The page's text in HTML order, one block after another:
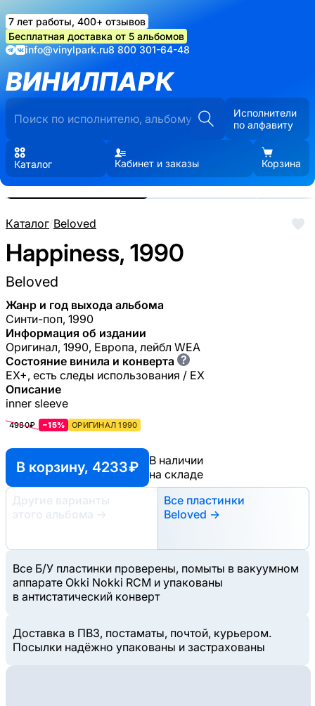
7 лет работы, 400+ отзывов
Бесплатная доставка от 5 альбомов
info@vinylpark.ru8 800 301-64-48
ВИНИЛПАРК
Исполнители
по алфавиту
Каталог Кабинет и заказы Корзина
Каталог/Beloved
Happiness, 1990
Beloved
Жанр и год выхода альбома
Синти-поп, 1990
Информация об издании
Оригинал, 1990, Европа, лейбл WEA
Состояние винила и конверта ?
EX+, есть следы использования / EX
Описание
inner sleeve
4980₽ −15% ОРИГИНАЛ 1990
В корзину, 4233 ₽
В наличии
на складе
Другие варианты
этого альбома
→
Все пластинки
Beloved →
Все Б/У пластинки проверены, помыты в вакуумном
аппарате Okki Nokki RCM и упакованы
в антистатический конверт
Доставка в ПВЗ, постаматы, почтой, курьером.
Посылки надёжно упакованы и застрахованы
Реальные фото пластинки.
Нажмите, чтобы увеличить